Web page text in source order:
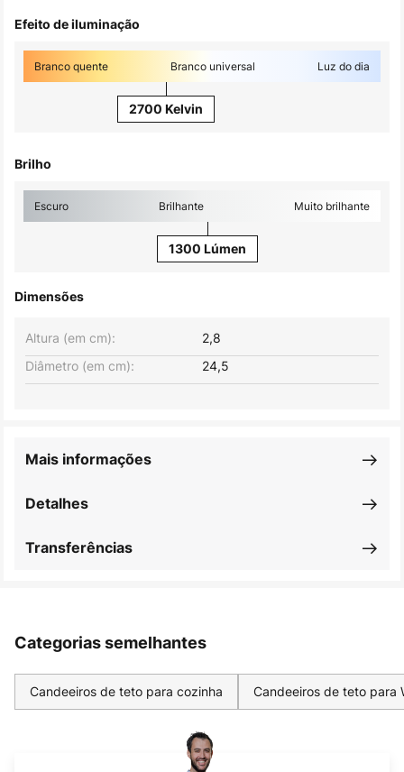
Efeito de iluminação
Branco quente Branco universal Luz do dia
2700 Kelvin
Brilho
Escuro Brilhante Muito brilhante
1300 Lúmen
Dimensões
Altura (em cm):
2,8
Diâmetro (em cm):
24,5
Detalhes
Mais informações
Transferências
Categorias semelhantes
Candeeiros de teto para cozinha Candeeiros de teto para